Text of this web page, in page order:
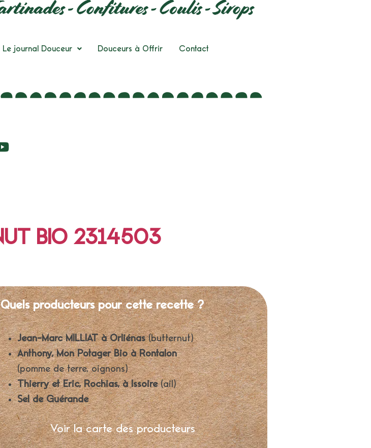
Le journal Douceur Douceurs à Offrir Contact
BIO 2314503
Quels producteurs pour cette recette ?
Jean-Marc MILLIAT à Orliénas(butternut)
Anthony, Mon Potager Bio à Rontalon
(pomme de terre, oignons)
Thierry et Eric, Rochias, à Issoire(ail)
Sel de Guérande
Voir la carte des producteurs